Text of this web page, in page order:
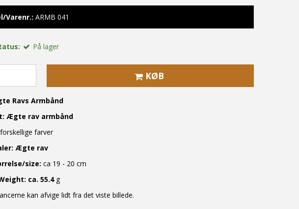
Varenr.: ARMB 041
På lager
KØB
Ravs Armbånd
Ægte rav armbånd
forskellige farver
Ægte rav
size: ca 19 - 20 cm
ca. 55.4g
kan afvige lidt fra det viste billede.